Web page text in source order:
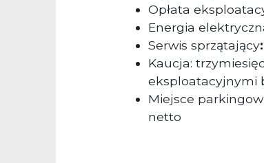
Opłata
Energia
Serwis sprzątający
Kaucja:
eksploatacyjnymi
Miejsce
netto